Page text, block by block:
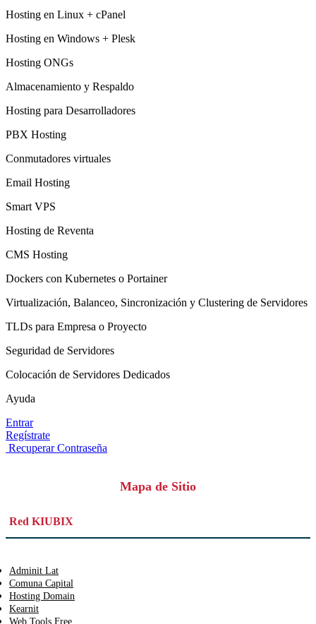
Hosting en Linux + cPanel
Hosting en Windows + Plesk
Hosting ONGs
Almacenamiento y Respaldo
Hosting para Desarrolladores
PBX Hosting
Conmutadores virtuales
Email Hosting
Smart VPS
Hosting de Reventa
CMS Hosting
Dockers con Kubernetes o Portainer
Virtualización, Balanceo, Sincronización y Clustering de Servidores
TLDs para Empresa o Proyecto
Seguridad de Servidores
Colocación de Servidores Dedicados
Ayuda
Entrar
Regístrate
Recuperar Contraseña
Mapa de Sitio
Red KIUBIX
Adminit Lat
Comuna Capital
Hosting Domain
Kearnit
Web Tools Free